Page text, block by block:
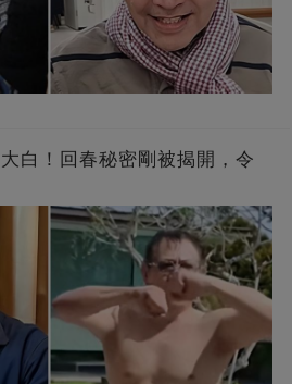
白！回春秘密剛被揭開，令